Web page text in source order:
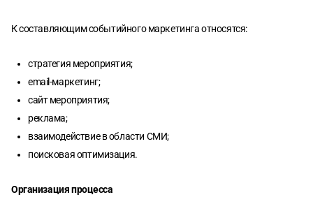
К составляющим событийного маркетинга относятся:
стратегия мероприятия;
email-маркетинг;
сайт мероприятия;
реклама;
взаимодействие в области СМИ;
поисковая оптимизация.
Организация процесса